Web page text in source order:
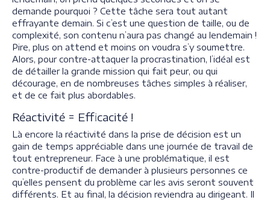
demande pourquoi ? Cette tâche sera tout autant
effrayante demain. Si c’est une question de taille, ou de
complexité, son contenu n’aura pas changé au lendemain !
Pire, plus on attend et moins on voudra s’y soumettre.
Alors, pour contre-attaquer la procrastination, l’idéal est
de détailler la grande mission qui fait peur, ou qui
décourage, en de nombreuses tâches simples à réaliser,
et de ce fait plus abordables.
Réactivité = Efficacité !
Là encore la réactivité dans la prise de décision est un
gain de temps appréciable dans une journée de travail de
tout entrepreneur. Face à une problématique, il est
contre-productif de demander à plusieurs personnes ce
qu’elles pensent du problème car les avis seront souvent
différents. Et au final, la décision reviendra au dirigeant. Il